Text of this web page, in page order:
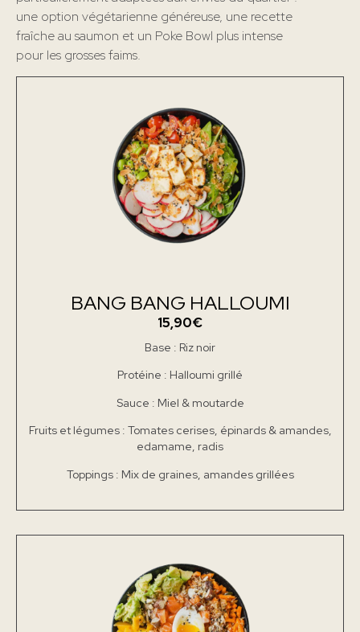
une option végétarienne généreuse, une recette
fraîche au saumon et un Poke Bowl plus intense
pour les grosses faims.
BANG BANG HALLOUMI
15,90€
Base : Riz noir
Protéine : Halloumi grillé
Sauce : Miel & moutarde
Fruits et légumes : Tomates cerises, épinards & amandes,
edamame, radis
Toppings : Mix de graines, amandes grillées